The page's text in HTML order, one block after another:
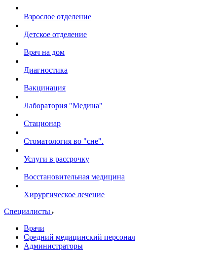
Взрослое отделение
Детское отделение
Врач на дом
Диагностика
Вакцинация
Лаборатория "Медина"
Стационар
Стоматология во "сне".
Услуги в рассрочку
Восстановительная медицина
Хирургическое лечение
Специалисты
Врачи
Средний медицинский персонал
Администраторы